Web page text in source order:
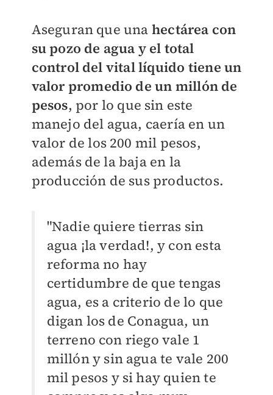
Aseguran que una hectárea con
su pozo de agua y el total
control del vital líquido tiene un
valor promedio de un millón de
pesos, por lo que sin este
manejo del agua, caería en un
valor de los 200 mil pesos,
además de la baja en la
producción de sus productos.
"Nadie quiere tierras sin
agua ¡la verdad!, y con esta
reforma no hay
certidumbre de que tengas
agua, es a criterio de lo que
digan los de Conagua, un
terreno con riego vale 1
millón y sin agua te vale 200
mil pesos y si hay quien te